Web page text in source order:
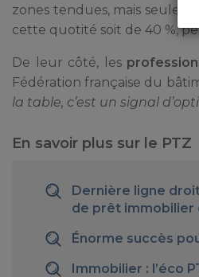
zones tendues, mais
cette quotité soit de 40 %,
De leur côté, les
Fédération française du
la table, c’est un signal
En savoir plus sur le PTZ
Dernière ligne
de prêt immobilier
Énorme succès
Immobilier : l’éco